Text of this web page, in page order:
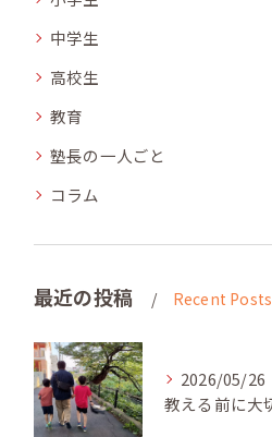
中学生
高校生
教育
塾長の一人ごと
コラム
最近の投稿 Recent Posts
2026/05/26